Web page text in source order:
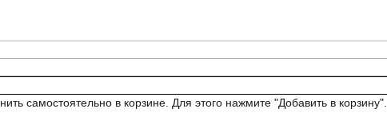
самостоятельно в корзине. Для этого нажмите "Добавить в